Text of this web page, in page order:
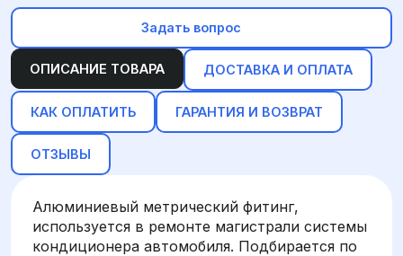
ОПИСАНИЕ ТОВАРА ДОСТАВКА И ОПЛАТА
КАК ОПЛАТИТЬ ГАРАНТИЯ И ВОЗВРАТ
ОТЗЫВЫ
Алюминиевый метрический фитинг,
используется в ремонте магистрали системы
кондиционера автомобиля. Подбирается по
Задать вопрос